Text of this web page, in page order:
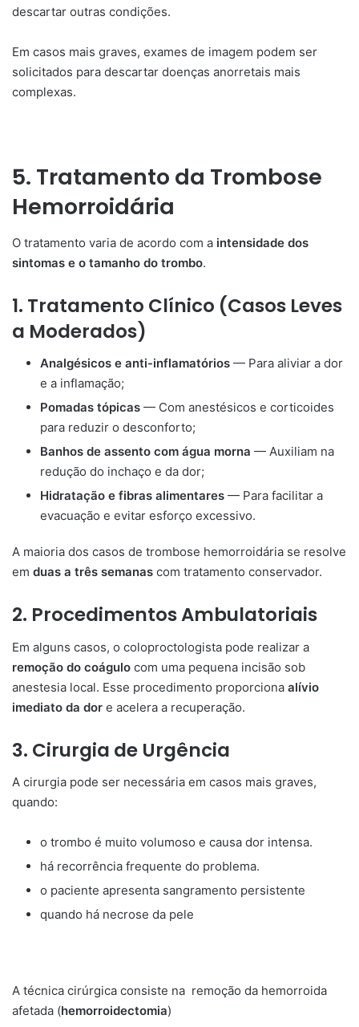
descartar outras condições.
Em casos mais graves, exames de imagem podem ser
solicitados para descartar doenças anorretais mais
complexas.
5. Tratamento da Trombose
Hemorroidária
O tratamento varia de acordo com a intensidade dos
sintomas e o tamanho do trombo.
1. Tratamento Clínico (Casos Leves
a Moderados)
Analgésicos e anti-inflamatórios — Para aliviar a dor
e a inflamação;
Pomadas tópicas — Com anestésicos e corticoides
para reduzir o desconforto;
Banhos de assento com água morna — Auxiliam na
redução do inchaço e da dor;
Hidratação e fibras alimentares — Para facilitar a
evacuação e evitar esforço excessivo.
A maioria dos casos de trombose hemorroidária se resolve
em duas a três semanas com tratamento conservador.
2. Procedimentos Ambulatoriais
Em alguns casos, o coloproctologista pode realizar a
remoção do coágulo com uma pequena incisão sob
anestesia local. Esse procedimento proporciona alívio
imediato da dor e acelera a recuperação.
3. Cirurgia de Urgência
A cirurgia pode ser necessária em casos mais graves,
quando:
o trombo é muito volumoso e causa dor intensa.
há recorrência frequente do problema.
o paciente apresenta sangramento persistente
quando há necrose da pele
A técnica cirúrgica consiste na remoção da hemorroida
afetada (hemorroidectomia)